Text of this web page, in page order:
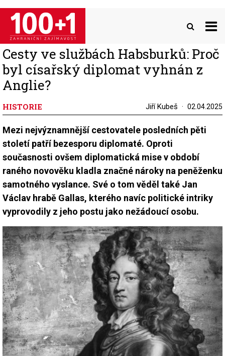
Přejít
hlavnímu
obsahu
Cesty ve službách Habsburků: Proč
byl císařský diplomat vyhnán z
Anglie?
HISTORIE Jiří Kubeš 02.04.2025
Mezi nejvýznamnější cestovatele posledních pěti
století patří bezesporu diplomaté. Oproti
současnosti ovšem diplomatická mise v období
raného novověku kladla značné nároky na peněženku
samotného vyslance. Své o tom věděl také Jan
Václav hrabě Gallas, kterého navíc politické intriky
vyprovodily z jeho postu jako nežádoucí osobu.